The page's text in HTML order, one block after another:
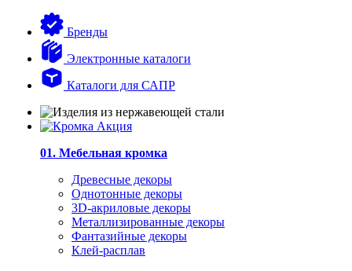
Бренды
Электронные каталоги
Каталоги для САПР
01. Мебельная кромка
Древесные декоры
Однотонные декоры
3D-акриловые декоры
Металлизированные декоры
Фантазийные декоры
Клей-расплав